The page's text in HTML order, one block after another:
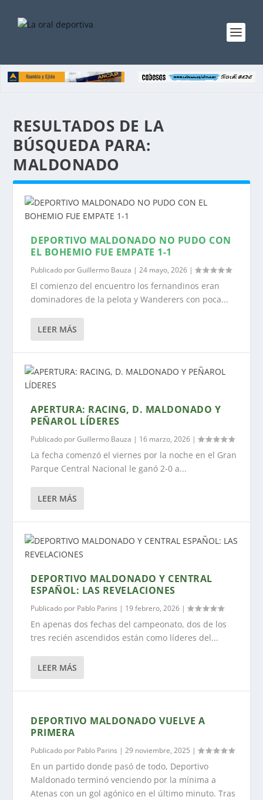
RESULTADOS DE LA
BÚSQUEDA PARA:
MALDONADO
DEPORTIVO MALDONADO NO PUDO CON
EL BOHEMIO FUE EMPATE 1-1
Publicado porGuillermo Bauza |24 mayo, 2026 |
El comienzo del encuentro los fernandinos eran
dominadores de la pelota y Wanderers con poca...
LEER MÁS
APERTURA: RACING, D. MALDONADO Y
PEÑAROL LÍDERES
Publicado porGuillermo Bauza | 16 marzo, 2026 |
La fecha comenzó el viernes por la noche en el Gran
Parque Central Nacional le ganó 2-0 a...
LEER MÁS
DEPORTIVO MALDONADO Y CENTRAL
ESPAÑOL: LAS REVELACIONES
Publicado por Pablo Parins | 19 febrero, 2026 |
En apenas dos fechas del campeonato, dos de los
tres recién ascendidos están como líderes del...
LEER MÁS
DEPORTIVO MALDONADO VUELVE A
PRIMERA
Publicado por Pablo Parins |29 noviembre, 2025 |
En un partido donde pasó de todo, Deportivo
Maldonado terminó venciendo por la mínima a
Atenas con un gol agónico en el último minuto. Tras